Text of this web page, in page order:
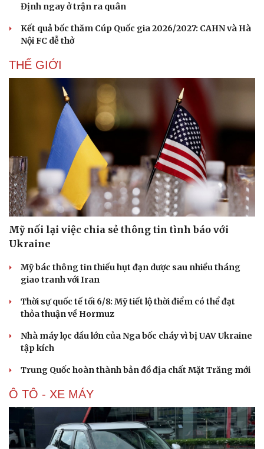
Định ngay ở trận ra quân
Kết quả bốc thăm Cúp Quốc gia 2026/2027: CAHN và Hà
Nội FC dễ thở
THẾ GIỚI
Mỹ nối lại việc chia sẻ thông tin tình báo với
Ukraine
Mỹ bác thông tin thiếu hụt đạn dược sau nhiều tháng
giao tranh với Iran
Thời sự quốc tế tối 6/8: Mỹ tiết lộ thời điểm có thể đạt
thỏa thuận về Hormuz
Nhà máy lọc dầu lớn của Nga bốc cháy vì bị UAV Ukraine
tập kích
Trung Quốc hoàn thành bản đồ địa chất Mặt Trăng mới
Ô TÔ - XE MÁY